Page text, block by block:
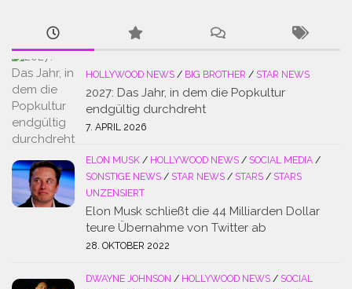
HOLLYWOOD NEWS / BIG BROTHER / STAR NEWS
2027: Das Jahr, in dem die Popkultur
endgültig durchdreht
7. APRIL 2026
ELON MUSK / HOLLYWOOD NEWS / SOCIAL MEDIA /
SONSTIGE NEWS / STAR NEWS / STARS / STARS
UNZENSIERT
Elon Musk schließt die 44 Milliarden Dollar
teure Übernahme von Twitter ab
28. OKTOBER 2022
DWAYNE JOHNSON / HOLLYWOOD NEWS / SOCIAL